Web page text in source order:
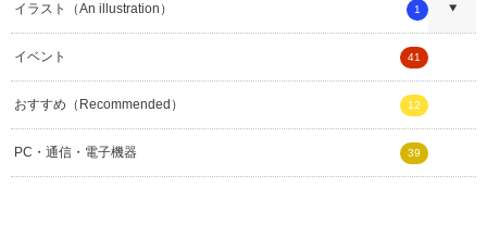
イラスト（An illustration） 1
イベント 41
おすすめ（Recommended） 12
PC・通信・電子機器 39